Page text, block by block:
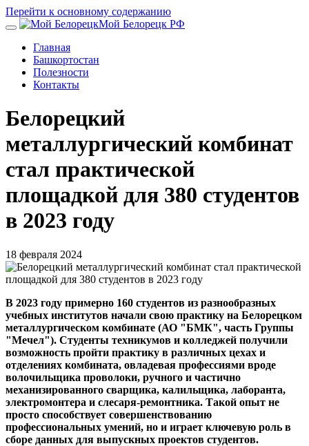
Перейти к основному содержанию
Мой Белорецк РФ
Главная
Башкортостан
Полезности
Контакты
Белорецкий
металлургический комбинат
стал практической
площадкой для 380 студентов
в 2023 году
18 февраля 2024
В 2023 году примерно 160 студентов из разнообразных
учебных институтов начали свою практику на Белорецком
металлургическом комбинате (АО "БМК", часть Группы
"Мечел"). Студенты техникумов и колледжей получили
возможность пройти практику в различных цехах и
отделениях комбината, овладевая профессиями вроде
волочильщика проволоки, ручного и частично
механизированного сварщика, калильщика, лаборанта,
электромонтера и слесаря-ремонтника. Такой опыт не
просто способствует совершенствованию
профессиональных умений, но и играет ключевую роль в
сборе данных для выпускных проектов студентов.